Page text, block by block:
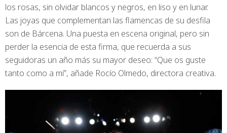
los rosas, sin olvidar blancos y negros, en liso y en lunar.
Las joyas que complementan las flamencas de su desfila
son de Bárcena. Una puesta en escena original, pero sin
perder la esencia de esta firma, que recuerda a sus
seguidoras un año más su mayor deseo: “Que os guste
tanto como a mí”, añade Rocío Olmedo, directora creativa.